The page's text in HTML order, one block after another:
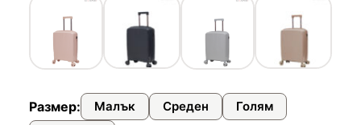
Чадъри
Размер: Малък Среден
Голям